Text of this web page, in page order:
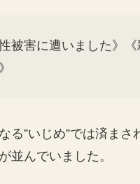
性被害に遭いました》
る”いじめ”では済まさ
並んでいました。